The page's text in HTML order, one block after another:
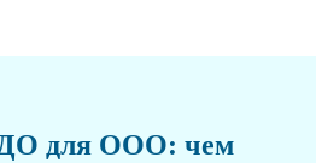
для ООО: чем